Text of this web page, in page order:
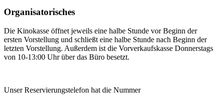
Organisatorisches
Die Kinokasse öffnet jeweils eine halbe Stunde vor Beginn der
ersten Vorstellung und schließt eine halbe Stunde nach Beginn der
letzten Vorstellung. Außerdem ist die Vorverkaufskasse Donnerstags
von 10-13:00 Uhr über das Büro besetzt.
Unser Reservierungstelefon hat die Nummer